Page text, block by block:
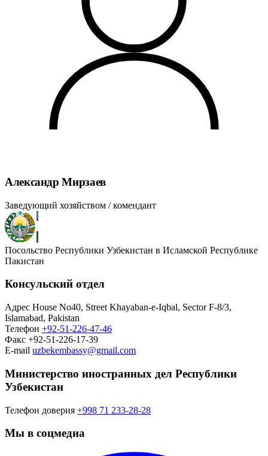
Александр Мирзаев
Заведующий хозяйством / комендант
Посольство Республики Узбекистан в Исламской Республике
Пакистан
Консульский отдел
Адрес House No40, Street Khayaban-e-Iqbal, Sector F-8/3,
Islamabad, Pakistan
Телефон +92-51-226-47-46
Факс +92-51-226-17-39
E-mail uzbekembassy@gmail.com
Министерство иностранных дел Республики
Узбекистан
Телефон доверия +998 71 233-28-28
Мы в соцмедиа